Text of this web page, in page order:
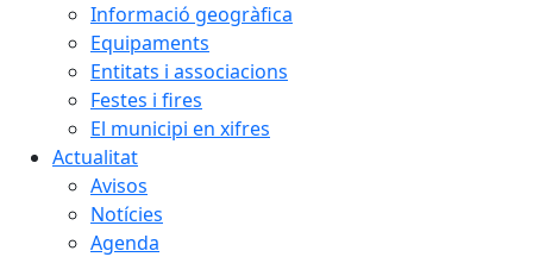
Informació geogràfica
Equipaments
Entitats i associacions
Festes i fires
El municipi en xifres
Actualitat
Avisos
Notícies
Agenda